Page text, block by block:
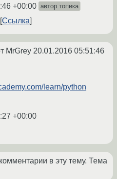
+00:00 автор топика
Ссылка
MrGrey 20.01.2016 05:51:46
learn/python
+00:00
в эту тему. Тема